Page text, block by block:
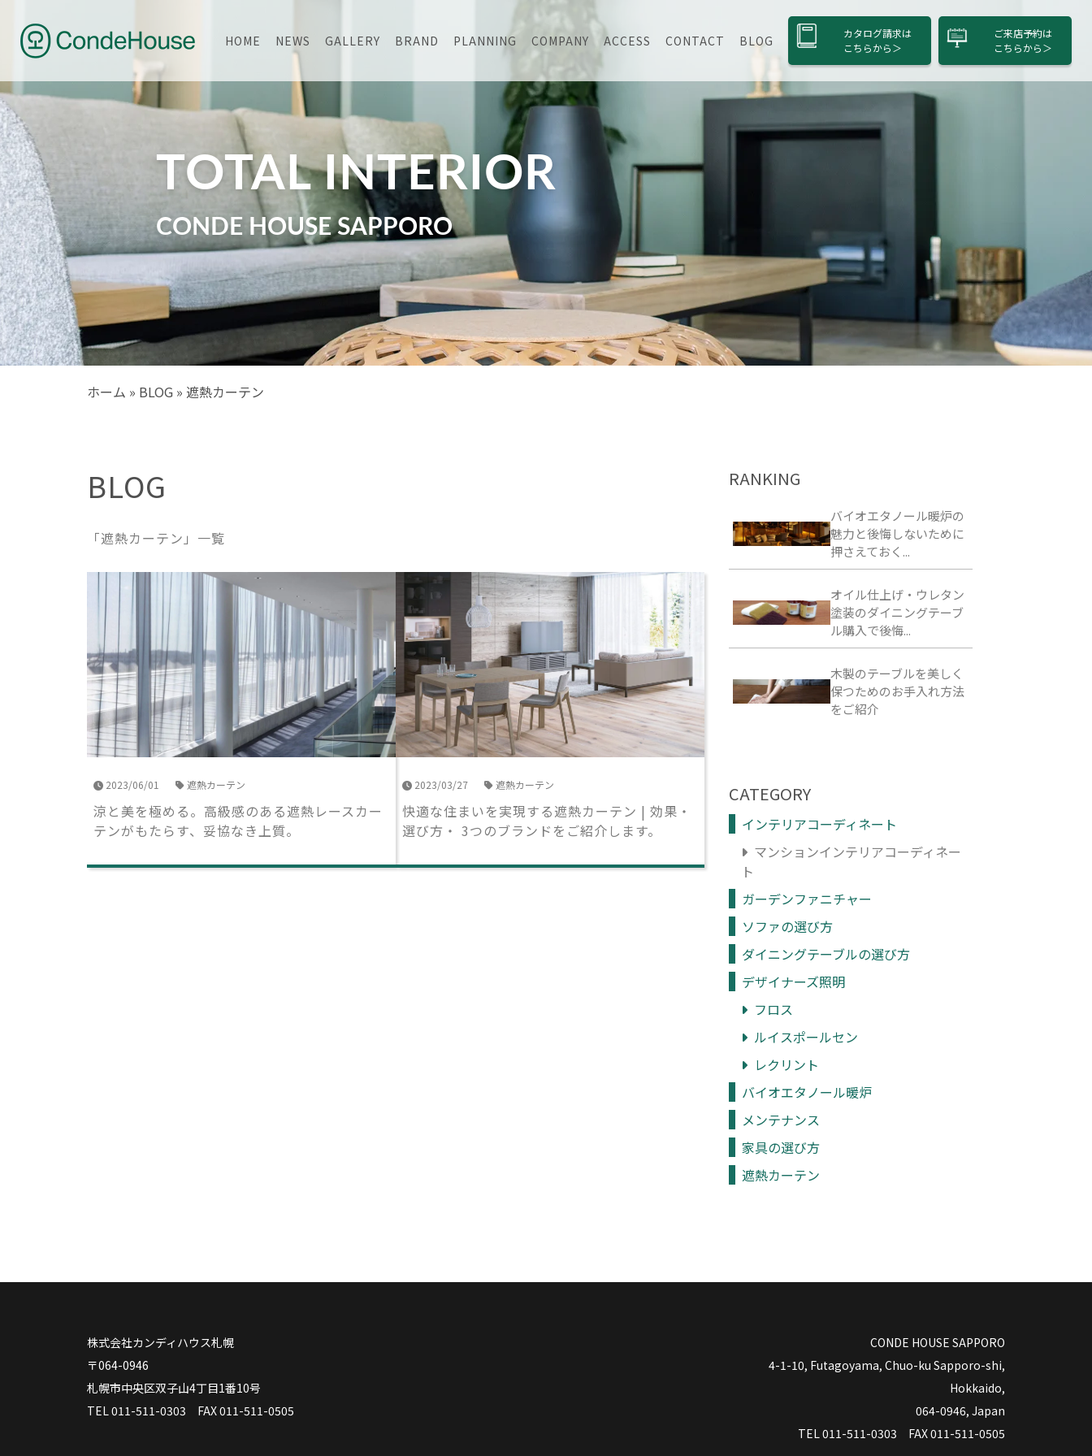
HOME NEWS GALLERY BRAND PLANNING COMPANY ACCESS CONTACT BLOG
カタログ請求は
こちらから＞
ご来店予約は
こちらから＞
TOTAL INTERIOR
CONDE HOUSE SAPPORO
ホーム » BLOG » 遮熱カーテン
BLOG
「遮熱カーテン」一覧
2023/06/01 遮熱カーテン
涼と美を極める。高級感のある遮熱レースカー
テンがもたらす、妥協なき上質。
2023/03/27 遮熱カーテン
快適な住まいを実現する遮熱カーテン | 効果・
選び方・ 3つのブランドをご紹介します。
RANKING
バイオエタノール暖炉の
魅力と後悔しないために
押さえておく...
オイル仕上げ・ウレタン
塗装のダイニングテーブ
ル購入で後悔...
木製のテーブルを美しく
保つためのお手入れ方法
をご紹介
CATEGORY
インテリアコーディネート
マンションインテリアコーディネー
ト
ガーデンファニチャー
ソファの選び方
ダイニングテーブルの選び方
デザイナーズ照明
フロス
ルイスポールセン
レクリント
バイオエタノール暖炉
メンテナンス
家具の選び方
遮熱カーテン
株式会社カンディハウス札幌
〒064-0946
札幌市中央区双子山4丁目1番10号
TEL 011-511-0303 FAX 011-511-0505
CONDE HOUSE SAPPORO
4-1-10, Futagoyama, Chuo-ku Sapporo-shi,
Hokkaido,
064-0946, Japan
TEL 011-511-0303 FAX 011-511-0505